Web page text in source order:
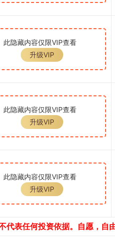
此隐藏内容仅限VIP查看
升级VIP
此隐藏内容仅限VIP查看
升级VIP
此隐藏内容仅限VIP查看
升级VIP
表任何投资依据。自愿，自